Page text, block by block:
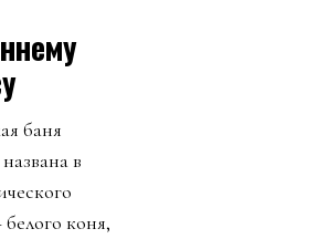
баня
в
коня,